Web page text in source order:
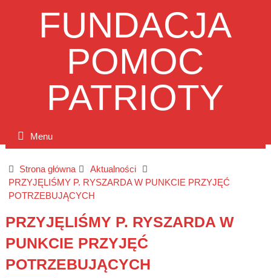
FUNDACJA
POMOC
PATRIOTY
Menu
Strona główna
Aktualności
PRZYJĘLIŚMY P. RYSZARDA W PUNKCIE PRZYJĘĆ
POTRZEBUJĄCYCH
PRZYJĘLIŚMY P. RYSZARDA W
PUNKCIE PRZYJĘĆ
POTRZEBUJĄCYCH